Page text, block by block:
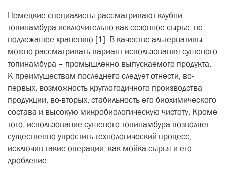
Немецкие специалисты рассматривают клубни
топинамбура исключительно как сезонное сырье, не
подлежащее хранению [1]. В качестве альтернативы
можно рассматривать вариант использования сушеного
топинамбура – промышленно выпускаемого продукта.
К преимуществам последнего следует отнести, во-
первых, возможность круглогодичного производства
продукции, во-вторых, стабильность его биохимического
состава и высокую микробиологическую чистоту. Кроме
того, использование сушеного топинамбура позволяет
существенно упростить технологический процесс,
исключив такие операции, как мойка сырья и его
дробление.